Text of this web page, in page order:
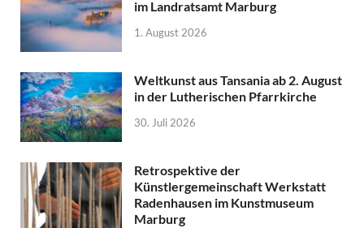
im Landratsamt Marburg
1. August 2026
Weltkunst aus Tansania ab 2. August
in der Lutherischen Pfarrkirche
30. Juli 2026
Retrospektive der
Künstlergemeinschaft Werkstatt
Radenhausen im Kunstmuseum
Marburg